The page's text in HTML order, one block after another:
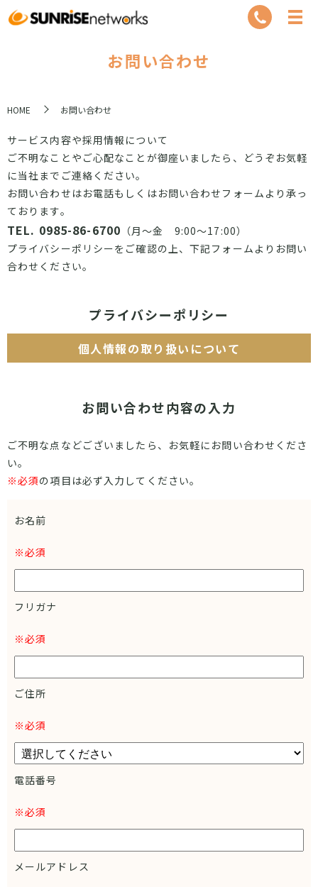
お問い合わせ
HOME お問い合わせ
サービス内容や採用情報について
ご不明なことやご心配なことが御座いましたら、
どうぞお気軽
に当社までご連絡ください。
お問い合わせはお電話もしくはお問い合わせフォームより承っ
ております。
TEL. 0985-86-6700 （月～金 9:00～17:00）
プライバシーポリシーをご確認の上、下記フォームよりお問い
合わせください。
プライバシーポリシー
個人情報の取り扱いについて
す）は、個人情報保護の重要性に鑑み、「個人情報の保護に関
プライバシー保護に努めます。 当社は、当社が運営するウェブ
サイト（以下「本ウェブサイト」といいます）において、お客
様からご提供いただいた個人情報を適切に取り扱い、その保護
1．個人情報の取得について
本ウェブサイトをご利用いただく際、お問い合わせや各種お申
し込み等にあたり、お名前、メールアドレス等の個人情報をご
内で取得いたします。
2．個人情報の利用目的
サービスに関するご案内・ご連絡
当社は、取得した個人情報を第三者に開示・提供することはあ
りません。
法令に基づき開示を求められた場合
ご本人の同意がある場合
お問い合わせ内容の入力
ご不明な点などございましたら、お気軽にお問い合わせくださ
い。
※必須の項目は必ず入力してください。
お名前
※必須
フリガナ
※必須
ご住所
※必須
電話番号
※必須
メールアドレス